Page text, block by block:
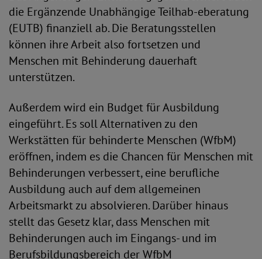
die Ergänzende Unabhängige Teilhab-eberatung
(EUTB) finanziell ab. Die Beratungsstellen
können ihre Arbeit also fortsetzen und
Menschen mit Behinderung dauerhaft
unterstützen.
Außerdem wird ein Budget für Ausbildung
eingeführt. Es soll Alternativen zu den
Werkstätten für behinderte Menschen (WfbM)
eröffnen, indem es die Chancen für Menschen mit
Behinderungen verbessert, eine berufliche
Ausbildung auch auf dem allgemeinen
Arbeitsmarkt zu absolvieren. Darüber hinaus
stellt das Gesetz klar, dass Menschen mit
Behinderungen auch im Eingangs- und im
Berufsbildungsbereich der WfbM